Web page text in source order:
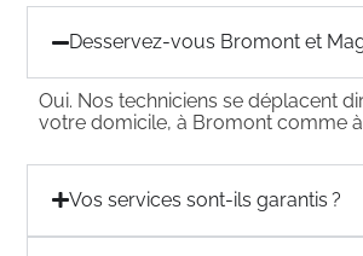
Desservez-vous Bromont et
Oui. Nos techniciens se déplacent
votre domicile, à Bromont comme
Vos services sont-ils garantis ?